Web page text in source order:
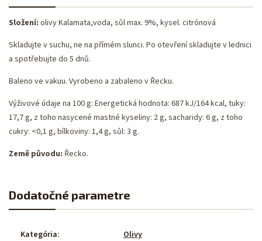
Složení: olivy Kalamata,voda, sůl max. 9%, kysel. citrónová
Skladujte v suchu, ne na přímém slunci. Po otevření skladujte v lednici
a spotřebujte do 5 dnů.
Baleno ve vakuu. Vyrobeno a zabaleno v Řecku.
Výživové údaje na 100 g: Energetická hodnota: 687 kJ/164 kcal, tuky:
17,7 g, z toho nasycené mastné kyseliny: 2 g, sacharidy: 6 g, z toho
cukry: <0,1 g, bílkoviny: 1,4 g, sůl: 3 g.
Země původu: Řecko.
Dodatočné parametre
Kategória: Olivy